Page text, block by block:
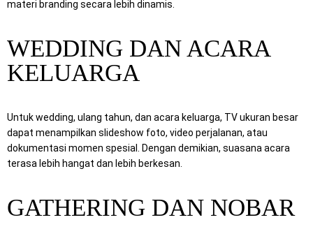
materi branding secara lebih dinamis.
WEDDING DAN ACARA
KELUARGA
Untuk wedding, ulang tahun, dan acara keluarga, TV ukuran besar
dapat menampilkan slideshow foto, video perjalanan, atau
dokumentasi momen spesial. Dengan demikian, suasana acara
terasa lebih hangat dan lebih berkesan.
GATHERING DAN NOBAR